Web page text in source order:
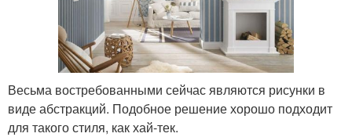
Весьма востребованными сейчас являются рисунки в
виде абстракций. Подобное решение хорошо подходит
для такого стиля, как хай-тек.